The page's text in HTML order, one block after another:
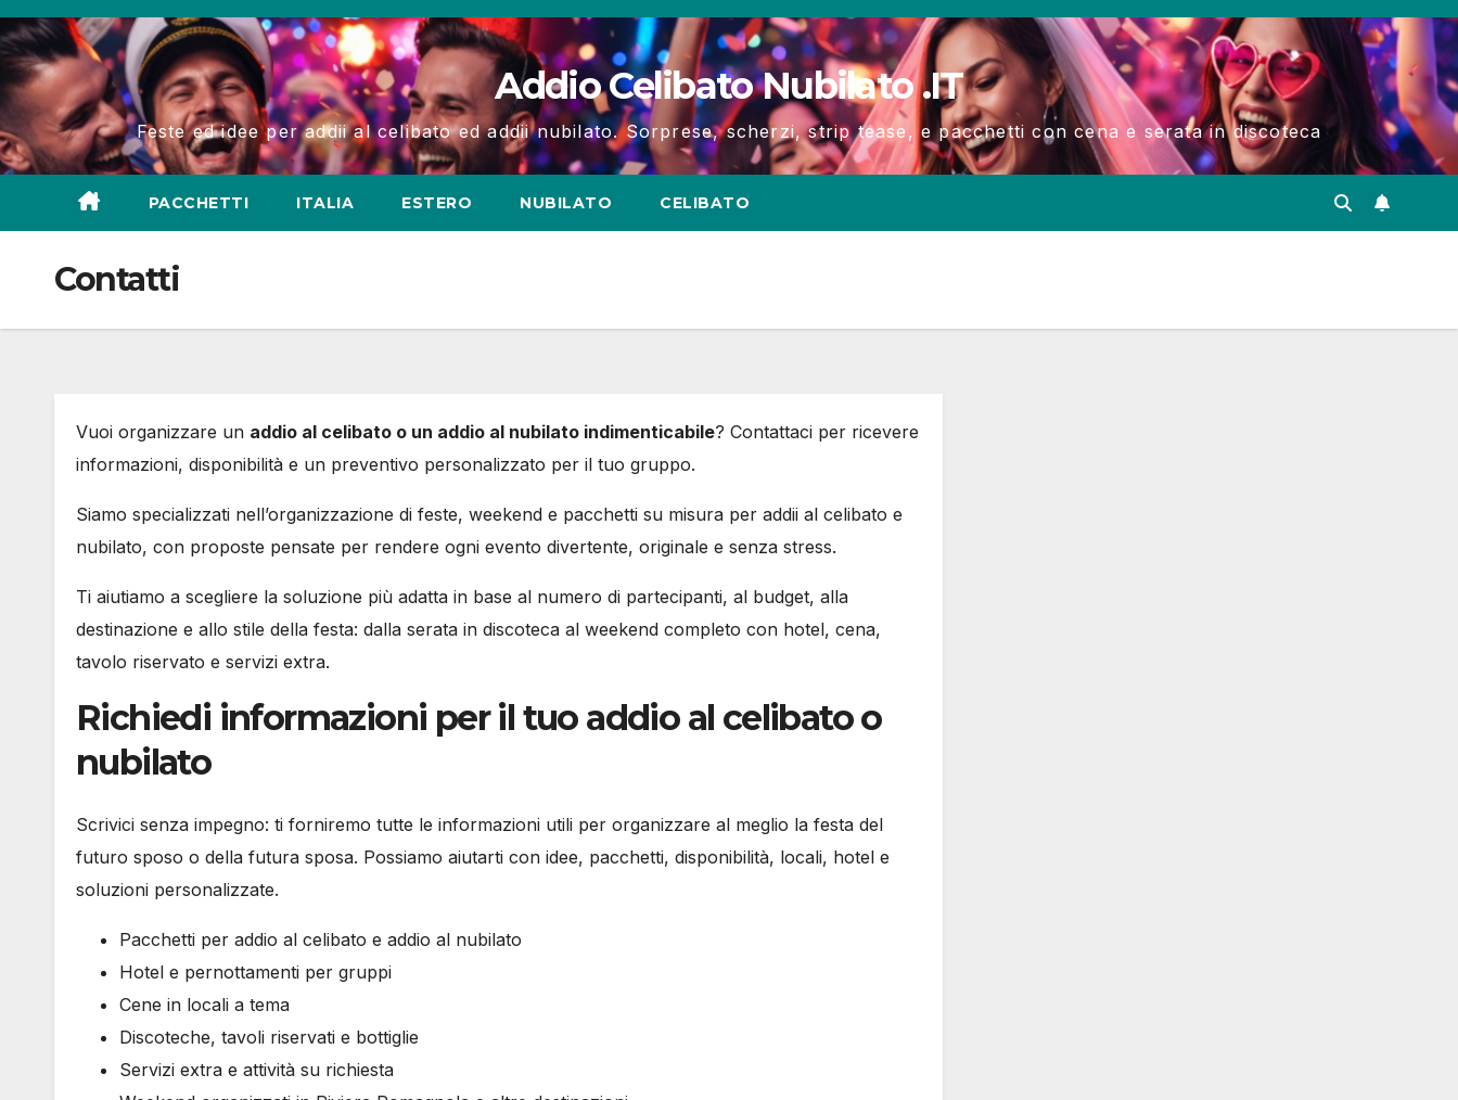
Salta
al
contenuto
Addio Celibato Nubilato .IT
Feste ed idee per addii al celibato ed addii nubilato. Sorprese, scherzi, strip tease, e pacchetti con cena e serata in discoteca
PACCHETTI ITALIA ESTERO NUBILATO CELIBATO
Contatti
Vuoi organizzare un addio al celibato o un addio al nubilato indimenticabile? Contattaci per ricevere
informazioni, disponibilità e un preventivo personalizzato per il tuo gruppo.
Siamo specializzati nell’organizzazione di feste, weekend e pacchetti su misura per addii al celibato e
nubilato, con proposte pensate per rendere ogni evento divertente, originale e senza stress.
Ti aiutiamo a scegliere la soluzione più adatta in base al numero di partecipanti, al budget, alla
destinazione e allo stile della festa: dalla serata in discoteca al weekend completo con hotel, cena,
tavolo riservato e servizi extra.
Richiedi informazioni per il tuo addio al celibato o
nubilato
Scrivici senza impegno: ti forniremo tutte le informazioni utili per organizzare al meglio la festa del
futuro sposo o della futura sposa. Possiamo aiutarti con idee, pacchetti, disponibilità, locali, hotel e
soluzioni personalizzate.
Pacchetti per addio al celibato e addio al nubilato
Hotel e pernottamenti per gruppi
Cene in locali a tema
Discoteche, tavoli riservati e bottiglie
Servizi extra e attività su richiesta